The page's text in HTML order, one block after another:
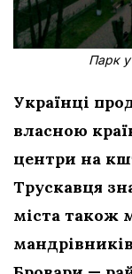
Парк
Українці
власною
центри на
Трускавця
міста також